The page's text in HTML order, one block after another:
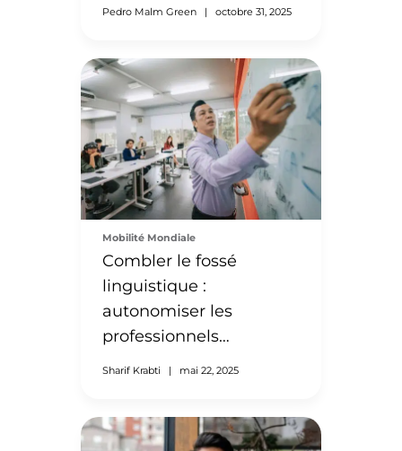
Pedro Malm Green | octobre 31, 2025
Mobilité Mondiale
Combler le fossé
linguistique :
autonomiser les
professionnels
immigrants grâce à des
Sharif Krabti | mai 22, 2025